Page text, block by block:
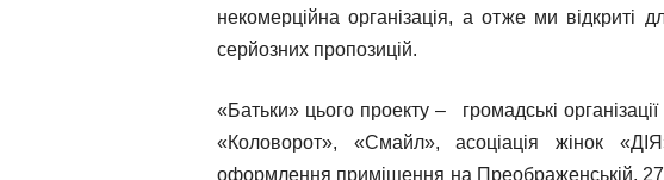
некомерційна організація, а отже ми відкриті
серйозних пропозицій.
«Батьки» цього проекту – громадські
«Коловорот», «Смайл», асоціація жінок
оформлення приміщення на Преображенській,